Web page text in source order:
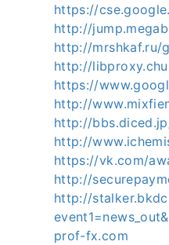
https://
http://
http://mrshkaf.ru/
http://
https://
http://
http://
http://
https://vk.com/
http://
http://
prof-fx.com